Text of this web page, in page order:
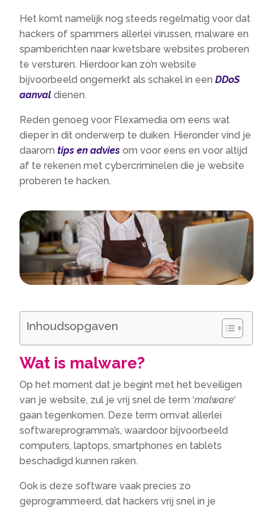
Het komt namelijk nog steeds regelmatig voor dat
hackers of spammers allerlei virussen, malware en
spamberichten naar kwetsbare websites proberen
te versturen. Hierdoor kan zo’n website
bijvoorbeeld ongemerkt als schakel in eenDDoS
aanval dienen.
Reden genoeg voor Flexamedia om eens wat
dieper in dit onderwerp te duiken. Hieronder vind je
daaromtips en advies om voor eens en voor altijd
af te rekenen met cybercriminelen die je website
proberen te hacken.
Inhoudsopgaven
Wat is malware?
Op het moment dat je begint met het beveiligen
van je website, zul je vrij snel de term ‘malware‘
gaan tegenkomen. Deze term omvat allerlei
softwareprogramma’s, waardoor bijvoorbeeld
computers, laptops, smartphones en tablets
beschadigd kunnen raken.
Ook is deze software vaak precies zo
geprogrammeerd, dat hackers vrij snel in je